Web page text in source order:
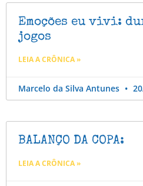
Emoções eu vivi:
jogos
LEIA A CRÔNICA »
Marcelo da Silva Antunes
BALANÇO DA COPA:
LEIA A CRÔNICA »